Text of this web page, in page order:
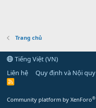
Trang chủ
Tiếng Việt (VN)
Liên hệ
Quy định và Nội quy
R
Community platform by XenForo®